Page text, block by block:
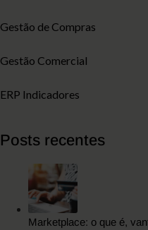
Gestão de Compras
Gestão Comercial
ERP Indicadores
Posts recentes
Marketplace: o que é,